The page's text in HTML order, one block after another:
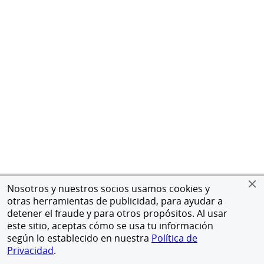
Nosotros y nuestros socios usamos cookies y
otras herramientas de publicidad, para ayudar a
detener el fraude y para otros propósitos. Al usar
este sitio, aceptas cómo se usa tu información
según lo establecido en nuestra Política de
Privacidad.